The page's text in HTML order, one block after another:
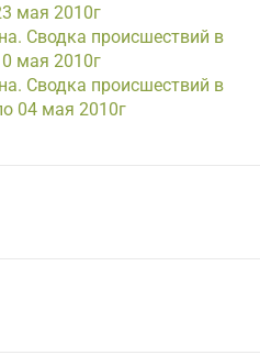
мая 2010г
Сводка происшествий в
мая 2010г
Сводка происшествий в
04 мая 2010г